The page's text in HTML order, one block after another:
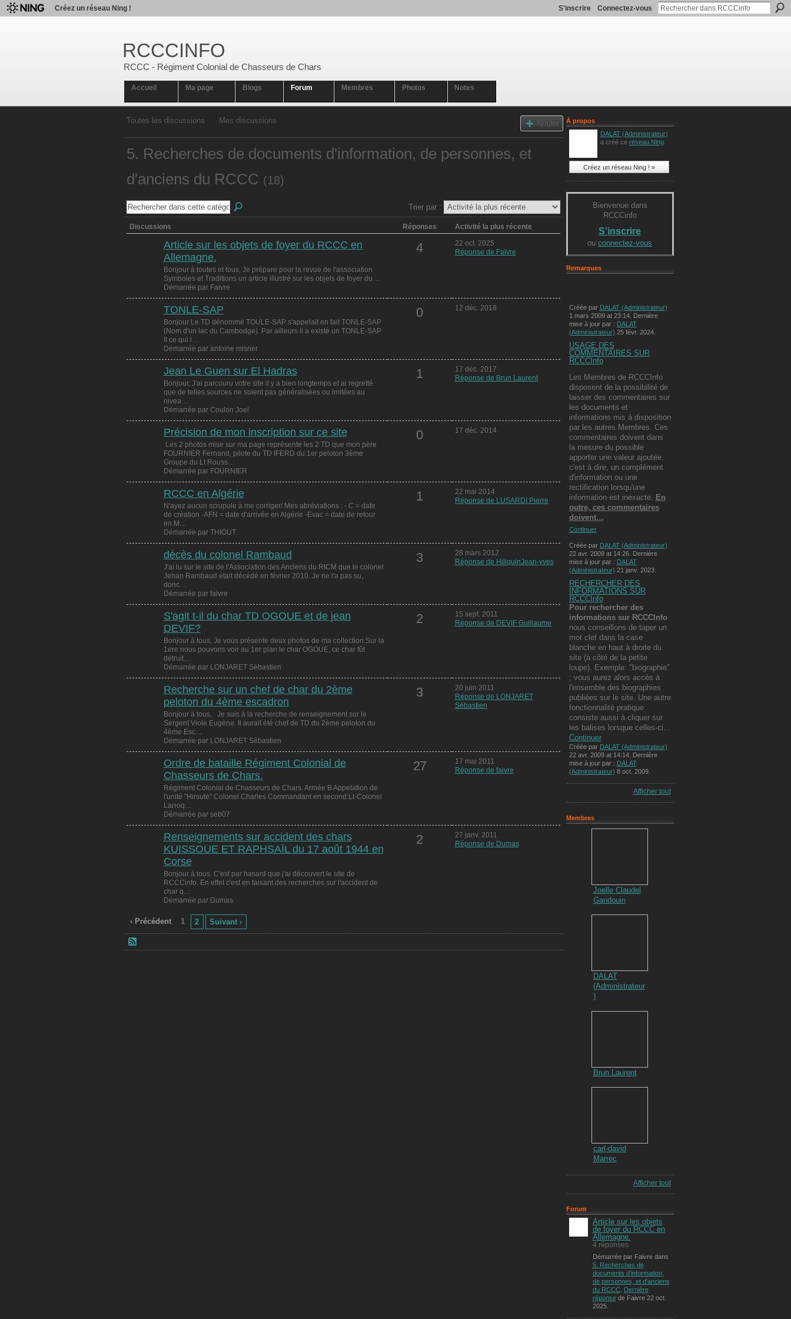
Créez un réseau Ning ! S'inscrire Connectez-vous
RCCCINFO
RCCC - Régiment Colonial de Chasseurs de Chars
Accueil Ma page Blogs Forum Membres Photos Notes
Toutes les discussions Mes discussions Ajouter
5. Recherches de documents d'information, de personnes, et
d'anciens du RCCC (18)
Trier par :
Discussions Réponses Activité la plus récente
Article sur les objets de foyer du RCCC en
Allemagne.
Bonjour à toutes et tous, Je prépare pour la revue de l'association
Symboles et Traditions un article illustré sur les objets de foyer du…
Démarrée par Faivre
4
22 oct. 2025
Réponse de Faivre
TONLE-SAP
Bonjour Le TD dénommé TOULE-SAP s'appelait en fait TONLE-SAP
(Nom d'un lac du Cambodge). Par ailleurs il a existé un TONLE-SAP
II ce qui l…
Démarrée par antoine misner
0 12 déc. 2018
Jean Le Guen sur El Hadras
Bonjour, J'ai parcouru votre site il y a bien longtemps et ai regretté
que de telles sources ne soient pas généralisées ou imitées au
nivea…
Démarrée par Coulon Joel
1
17 déc. 2017
Réponse de Brun Laurent
Précision de mon inscription sur ce site
Les 2 photos mise sur ma page représente les 2 TD que mon père
FOURNIER Fernand, pilote du TD IFERD du 1er peloton 3ème
Groupe du Lt Rouss…
Démarrée par FOURNIER
0 17 déc. 2014
RCCC en Algérie
N'ayez aucun scrupule à me corriger/ Mes abréviations : - C = date
de création -AFN = date d'arrivée en Algérie -Evac = date de retour
en M…
Démarrée par THIOUT
1
22 mai 2014
Réponse de LUSARDI Pierre
décès du colonel Rambaud
J'ai lu sur le site de l'Association des Anciens du RICM que le colonel
Jehan Rambaud était décédé en février 2010. Je ne l'a pas su,
donc…
Démarrée par faivre
3
28 mars 2012
Réponse de HiliquinJean-yves
S'agit t-il du char TD OGOUE et de jean
DEVIF?
Bonjour à tous, Je vous présente deux photos de ma collection.Sur la
1ere nous pouvons voir au 1er plan le char OGOUE, ce char fût
détruit…
Démarrée par LONJARET Sébastien
2
15 sept. 2011
Réponse de DEVIF Guillaume
Recherche sur un chef de char du 2ème
peloton du 4ème escadron
Bonjour à tous, Je suis à la recherche de renseignement sur le
Sergent Viole Eugène. Il aurait été chef de TD du 2ème peloton du
4ème Esc…
Démarrée par LONJARET Sébastien
3
20 juin 2011
Réponse de LONJARET
Sébastien
Ordre de bataille Régiment Colonial de
Chasseurs de Chars.
Régiment Colonial de Chasseurs de Chars. Armée B Appelation de
l'unité "Hirsute" Colonel Charles Commandant en second:Lt-Colonel
Larroq…
Démarrée par seb07
27
17 mai 2011
Réponse de faivre
Renseignements sur accident des chars
KUISSOUE ET RAPHSAÏL du 17 août 1944 en
Corse
Bonjour à tous. C'est par hasard que j'ai découvert le site de
RCCCinfo. En effet c'est en faisant des recherches sur l'accident de
char q…
Démarrée par Dumas
2
27 janv. 2011
Réponse de Dumas
‹ Précédent 1 2 Suivant ›
À propos
DALAT (Administrateur)
a créé ce réseau Ning.
Créez un réseau Ning ! »
Bienvenue dans
RCCCinfo
S'inscrire
ou connectez-vous
Remarques
Créée par DALAT (Administrateur)
1 mars 2009 at 23:14. Dernière
mise à jour par : DALAT
(Administrateur) 25 févr. 2024.
USAGE DES
COMMENTAIRES SUR
RCCCInfo
Les Membres de RCCCInfo
disposent de la possibilité de
laisser des commentaires sur
les documents et
informations mis à disposition
par les autres Membres. Ces
commentaires doivent dans
la mesure du possible
apporter une valeur ajoutée,
c'est à dire, un complément
d'information ou une
rectification lorsqu'une
information est inexacte. En
outre, ces commentaires
doivent…
Continuer
Créée par DALAT (Administrateur)
22 avr. 2009 at 14:26. Dernière
mise à jour par : DALAT
(Administrateur) 21 janv. 2023.
RECHERCHER DES
INFORMATIONS SUR
RCCCInfo
Pour rechercher des
informations sur RCCCInfo
nous conseillons de taper un
mot clef dans la case
blanche en haut à droite du
site (à côté de la petite
loupe). Exemple: "biographie"
; vous aurez alors accès à
l'ensemble des biographies
publiées sur le site. Une autre
fonctionnalité pratique
consiste aussi à cliquer sur
les balises lorsque celles-ci…
Continuer
Créée par DALAT (Administrateur)
22 avr. 2009 at 14:14. Dernière
mise à jour par : DALAT
(Administrateur) 8 oct. 2009.
Afficher tout
Membres
Joelle Claudel
Gandouin
DALAT
(Administrateur
)
Brun Laurent
carl-david
Marrec
Afficher tout
Forum
Article sur les objets
de foyer du RCCC en
Allemagne.
4 réponses
Démarrée par Faivre dans
5. Recherches de
documents d'information,
de personnes, et d'anciens
du RCCC. Dernière
réponsede Faivre 22 oct.
2025.